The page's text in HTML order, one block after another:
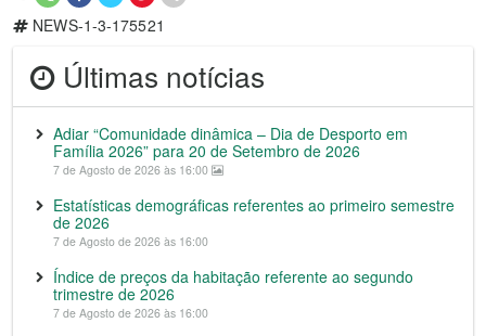
NEWS-1-3-175521
Últimas notícias
Adiar “Comunidade dinâmica – Dia de Desporto em
Família 2026” para 20 de Setembro de 2026
7 de Agosto de 2026 às 16:00
Estatísticas demográficas referentes ao primeiro semestre
de 2026
7 de Agosto de 2026 às 16:00
Índice de preços da habitação referente ao segundo
trimestre de 2026
7 de Agosto de 2026 às 16:00